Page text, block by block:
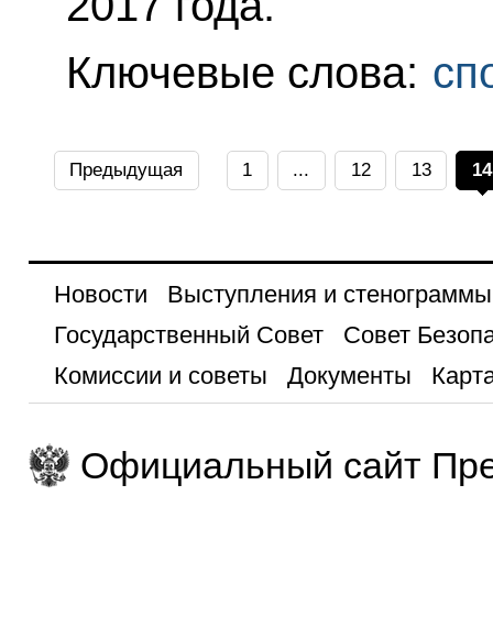
Ключевые слова:
Предыдущая 1 ... 12 13 14
Новости
Выступления и стенограммы
Государственный Совет
Совет
Комиссии и советы
Документы
Официальный сайт